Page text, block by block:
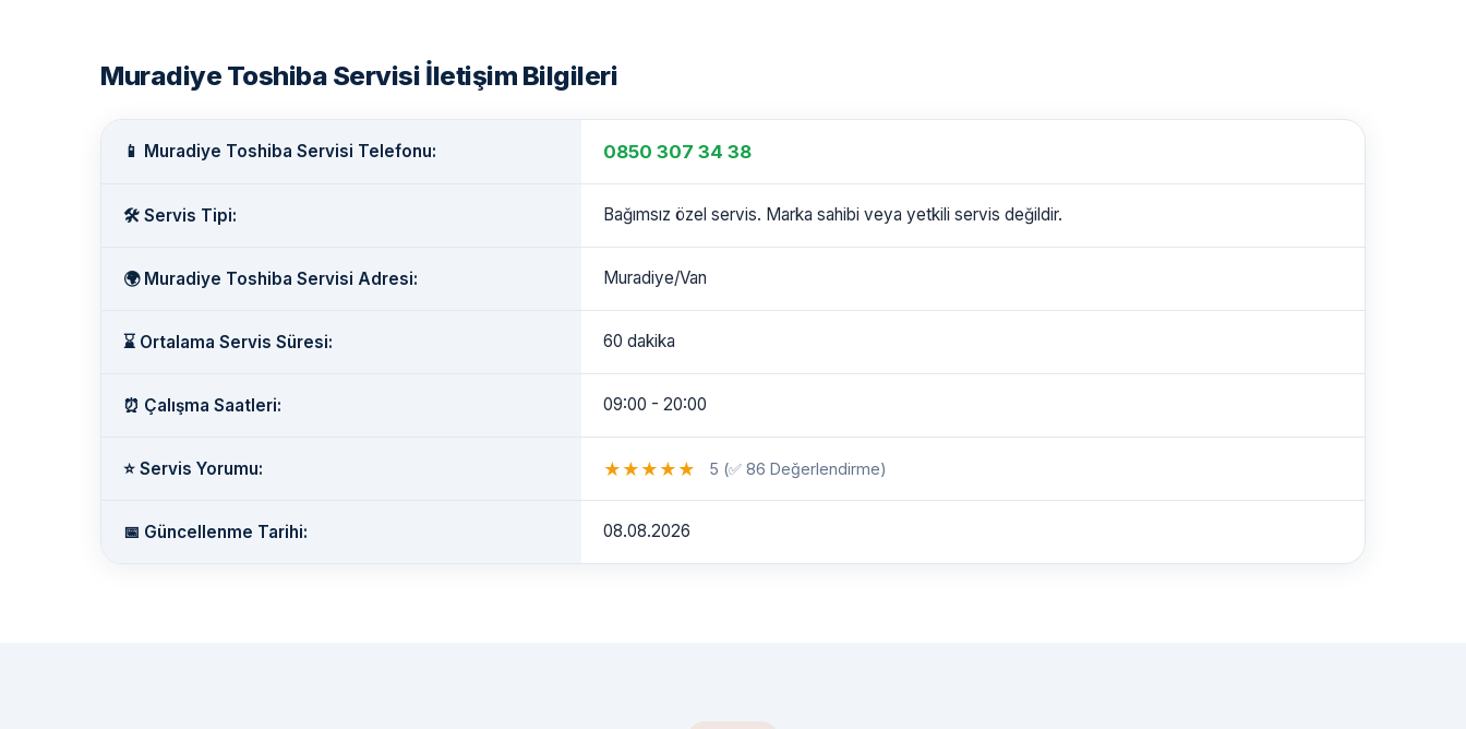
Muradiye Toshiba Servisi İletişim Bilgileri
📱 Muradiye Toshiba Servisi Telefonu: 0850 307 34 38
🛠️ Servis Tipi: Bağımsız özel servis. Marka sahibi veya yetkili servis değildir.
🌍 Muradiye Toshiba Servisi Adresi: Muradiye/Van
⌛ Ortalama Servis Süresi: 60 dakika
⏰ Çalışma Saatleri: 09:00 - 20:00
⭐ Servis Yorumu: ★ ★ ★ ★ ★ 5 (✅ 86 Değerlendirme)
📅 Güncellenme Tarihi: 08.08.2026